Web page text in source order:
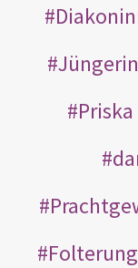
Priska
Folterung